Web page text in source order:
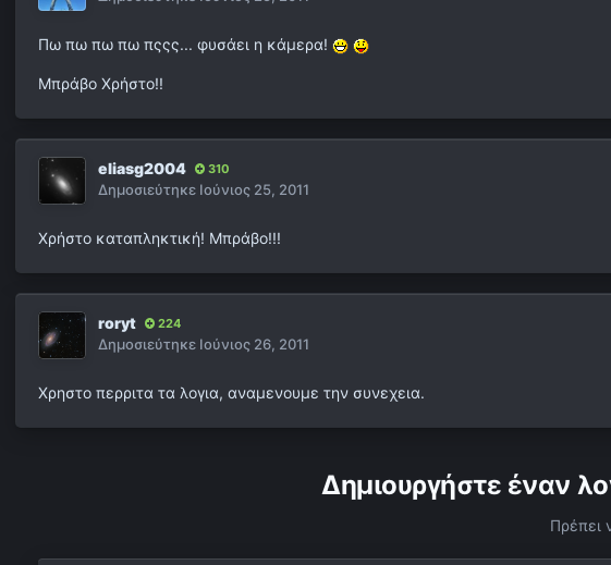
Πω πω πω πω πςςς... φυσάει η κάμερα!
Μπράβο Χρήστο!!
eliasg2004 310
Δημοσιεύτηκε Ιούνιος 25, 2011
Χρήστο καταπληκτική! Μπράβο!!!
roryt 224
Δημοσιεύτηκε Ιούνιος 26, 2011
Χρηστο περριτα τα λογια, αναμενουμε την συνεχεια.
Δημιουργήστε έναν
Πρέπει